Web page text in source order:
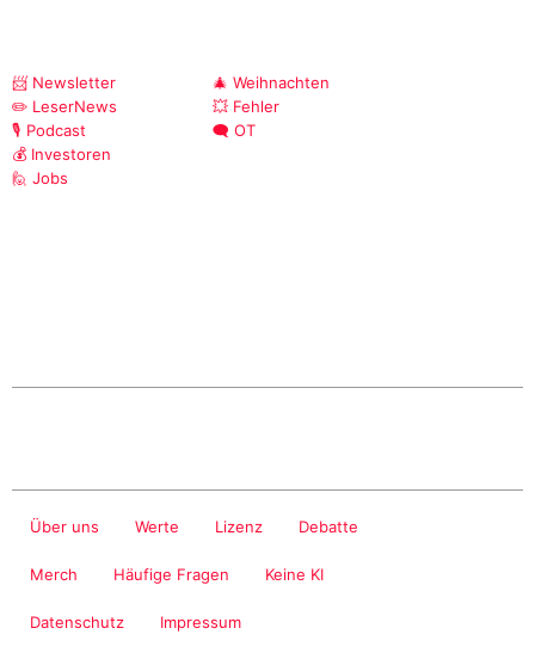
📨 Newsletter
✏️ LeserNews
🎙️ Podcast
💰 Investoren
🙋 Jobs
🎄 Weihnachten
💥 Fehler
🗨️ OT
Über uns Werte Lizenz Debatte
Merch Häufige Fragen Keine KI
Datenschutz Impressum